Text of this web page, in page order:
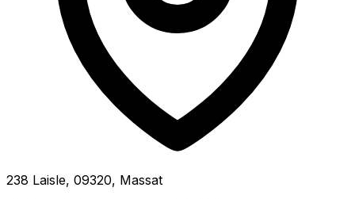
238 Laisle, 09320, Massat